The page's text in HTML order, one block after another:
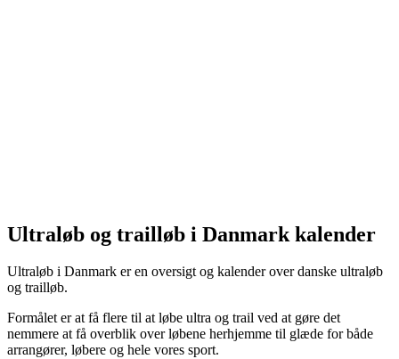
Ultraløb og trailløb i Danmark kalender
Ultraløb i Danmark er en oversigt og kalender over danske ultraløb
og trailløb.
Formålet er at få flere til at løbe ultra og trail ved at gøre det
nemmere at få overblik over løbene herhjemme til glæde for både
arrangører, løbere og hele vores sport.